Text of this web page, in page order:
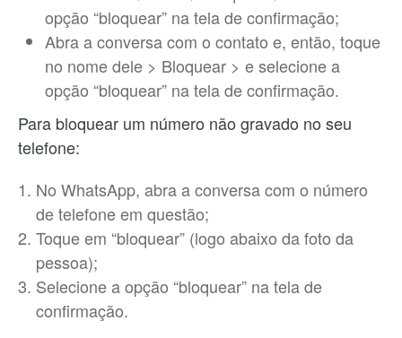
opção “bloquear” na tela de confirmação;
Abra a conversa com o contato e, então, toque
no nome dele > Bloquear > e selecione a
opção “bloquear” na tela de confirmação.
Para bloquear um número não gravado no seu
telefone:
No WhatsApp, abra a conversa com o número
de telefone em questão;
Toque em “bloquear” (logo abaixo da foto da
pessoa);
Selecione a opção “bloquear” na tela de
confirmação.